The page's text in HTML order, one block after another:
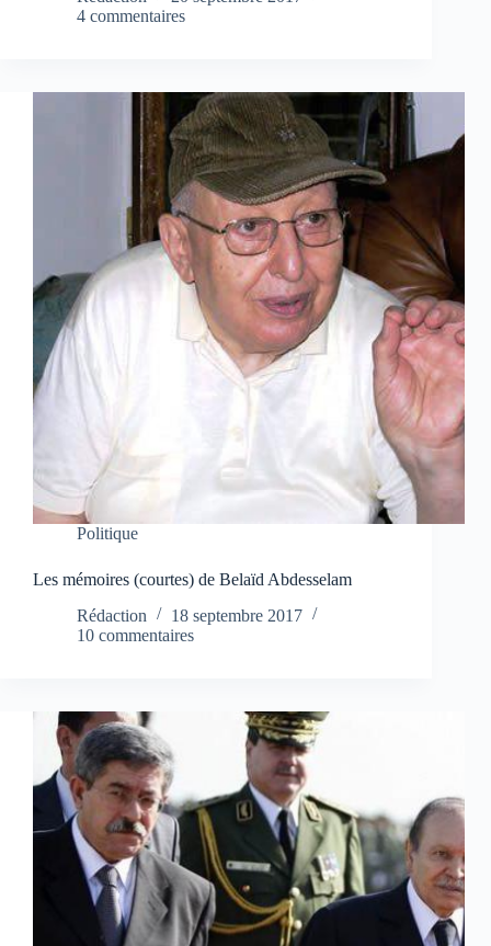
4 commentaires
Politique
Les mémoires (courtes) de Belaïd Abdesselam
Rédaction
18 septembre 2017
10 commentaires